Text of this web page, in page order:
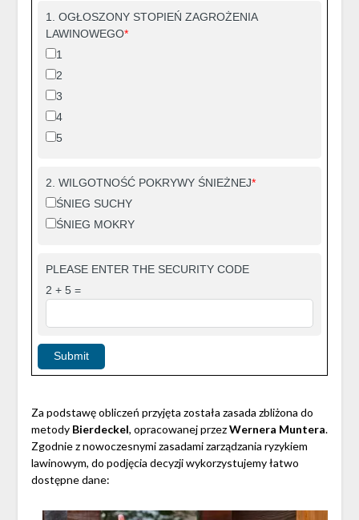
1. OGŁOSZONY STOPIEŃ ZAGROŻENIA
LAWINOWEGO*
1
2
3
4
5
2. WILGOTNOŚĆ POKRYWY ŚNIEŻNEJ*
ŚNIEG SUCHY
ŚNIEG MOKRY
PLEASE ENTER THE SECURITY CODE
2 + 5 =
Submit
Za podstawę obliczeń przyjęta została zasada zbliżona do
metody Bierdeckel, opracowanej przezWernera Muntera.
Zgodnie z nowoczesnymi zasadami zarządzania ryzykiem
lawinowym, do podjęcia decyzji wykorzystujemy łatwo
dostępne dane: